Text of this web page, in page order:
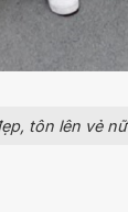
tôn lên vẻ